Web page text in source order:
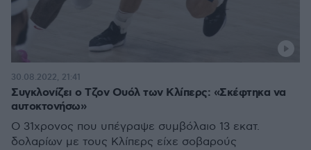
Συγκλονίζει ο Τζον Ουόλ των Κλίπερς: «Σκέφτηκα να
αυτοκτονήσω»
Ο 31χρονος που υπέγραψε συμβόλαιο 13 εκατ.
δολαρίων με τους Κλίπερς είχε σοβαρούς
30.08.2022, 21:41